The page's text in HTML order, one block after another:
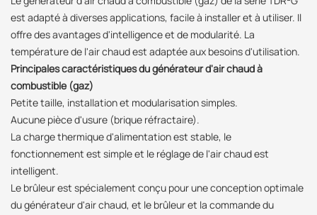
est adapté à diverses applications, facile à installer et à utiliser. Il
offre des avantages d'intelligence et de modularité. La
température de l'air chaud est adaptée aux besoins d'utilisation.
Principales caractéristiques du générateur d'air chaud à
combustible (gaz)
Petite taille, installation et modularisation simples.
Aucune pièce d'usure (brique réfractaire).
La charge thermique d'alimentation est stable, le
fonctionnement est simple et le réglage de l'air chaud est
intelligent.
Le brûleur est spécialement conçu pour une conception optimale
du générateur d'air chaud, et le brûleur et la commande du